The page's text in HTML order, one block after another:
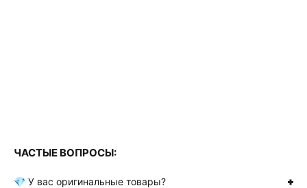
ЧАСТЫЕ ВОПРОСЫ:
💎 У вас оригинальные товары?